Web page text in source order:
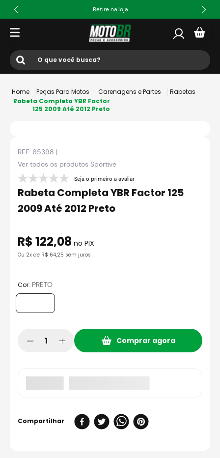
Retire na loja
O que você busca?
1º ls2
4º fw3
5 º capacete ls2
7º bau
9º capacete aberto
10 º race tech
Peças Para Motos Carenagens e Partes
Rabetas
Rabeta Completa YBR Factor
125 2009 Até 2012 Preto
REF: 65398 |
Ver todos os produtos Sportive
Seja o primeiro a avaliar
Rabeta Completa YBR Factor 125
2009 Até 2012 Preto
R$ 122,08 no PIX
Ou 2x de R$ 64,25 sem juros
Cor: PRETO
Comprar agora